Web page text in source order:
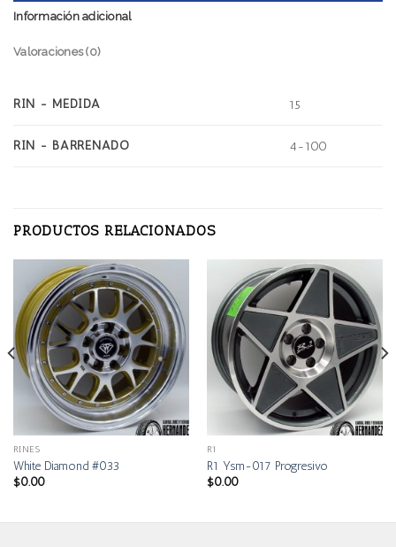
Información adicional
Valoraciones (0)
RIN - MEDIDA 15
RIN - BARRENADO 4-100
PRODUCTOS RELACIONADOS
RINES
White Diamond #033
$0.00
R1
R1 Ysm-017 Progresivo
$0.00